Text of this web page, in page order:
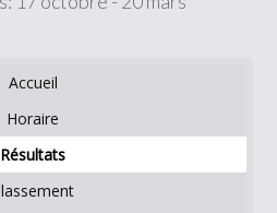
Accueil
Horaire
Résultats